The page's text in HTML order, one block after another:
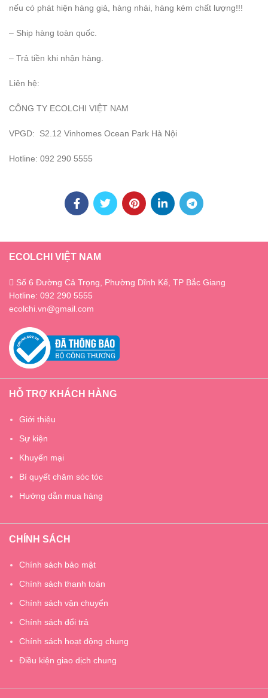
nếu có phát hiện hàng giả, hàng nhái, hàng kém chất lượng!!!
– Ship hàng toàn quốc.
– Trả tiền khi nhận hàng.
Liên hệ:
CÔNG TY ECOLCHI VIỆT NAM
VPGD: S2.12 Vinhomes Ocean Park Hà Nội
Hotline: 092 290 5555
ECOLCHI VIỆT NAM
Số 6 Đường Cả Trọng, Phường Dĩnh Kế, TP Bắc Giang
Hotline: 092 290 5555
ecolchi.vn@gmail.com
HỖ TRỢ KHÁCH HÀNG
Giới thiệu
Sự kiện
Khuyến mại
Bí quyết chăm sóc tóc
Hướng dẫn mua hàng
CHÍNH SÁCH
Chính sách bảo mật
Chính sách thanh toán
Chính sách vận chuyển
Chính sách đổi trả
Chính sách hoạt động chung
Điều kiện giao dịch chung